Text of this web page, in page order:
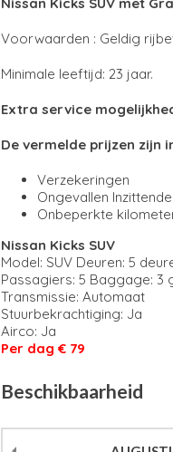
Voorwaarden : Geldig
Minimale leeftijd: 23 jaar.
Extra service
De vermelde prijzen zijn
Verzekeringen
Ongevallen
Onbeperkte
Nissan Kicks SUV
Model: SUV Deuren: 5
Passagiers: 5 Baggage:
Transmissie: Automaat
Stuurbekrachtiging: Ja
Airco: Ja
Per dag € 79
Beschikbaarheid